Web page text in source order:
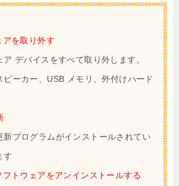
を取り外す
デバイスをすべて取り外します。
ピーカー、USB メモリ、外付けハード
新プログラムがインストールされてい
す
トウェアをアンインストールする